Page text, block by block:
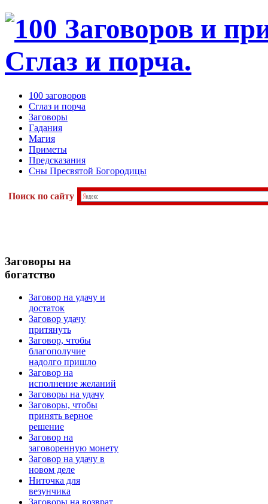
100 заговоров
Сглаз и порча
Заговоры
Гадания
Магия
Приметы
Предсказания
Сны Пресвятой Богородицы
Поиск по сайту
Заговоры на
богатство
Заговор на удачу и
достаток
Заговор удачу
притянуть
Заговор, чтобы
благополучие
надолго пришло
Заговор на
исполнение желаний
Заговоры на удачу
Заговоры, чтобы
принять верное
решение
Заговор на
заговоренную монету
Заговор на удачу в
новом деле
Ниточка для
везунчика